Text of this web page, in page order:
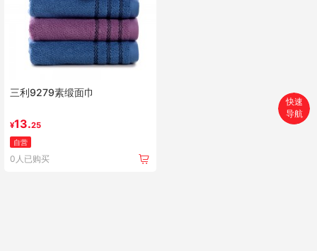
三利9279素缎面巾
¥13.25
自营
0人已购买
首页
快速
导航